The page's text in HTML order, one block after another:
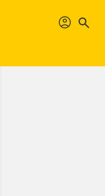
profil search